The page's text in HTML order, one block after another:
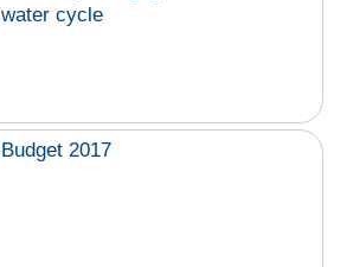
water cycle
Budget 2017